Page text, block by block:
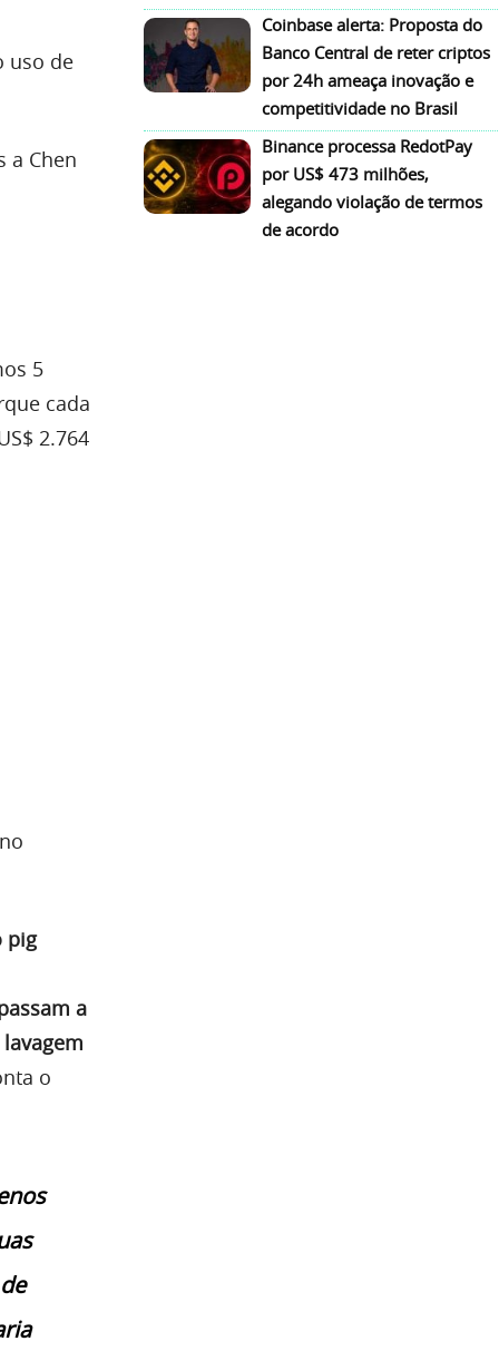
uso de
a Chen
5
cada
2.764
pig
a
o
Coinbase alerta: Proposta do
Banco Central de reter criptos
por 24h ameaça inovação e
competitividade no Brasil
Binance processa RedotPay
por US$ 473 milhões,
alegando violação de termos
de acordo